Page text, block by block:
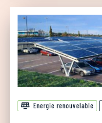
Energie renouvelable